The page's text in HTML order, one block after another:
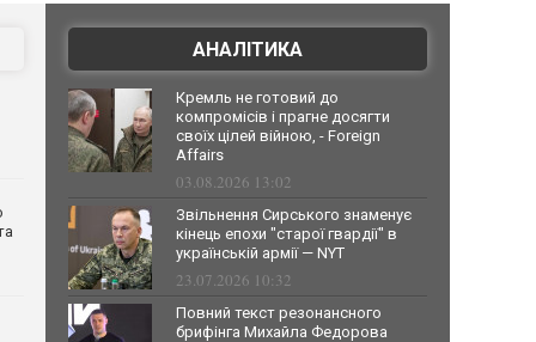
АНАЛІТИКА
Кремль не готовий до
компромісів і прагне досягти
своїх цілей війною, - Foreign
Affairs
03.08.2026 13:02
Звільнення Сирського знаменує
кінець епохи "старої гвардії" в
українській армії — NYT
23.07.2026 10:32
Повний текст резонансного
брифінга Михайла Федорова